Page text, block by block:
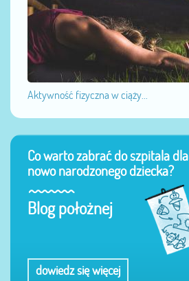
Aktywność fizyczna w ciąży...
Co warto zabrać do szpitala dla
nowo narodzonego dziecka?
Blog położnej
dowiedz się więcej